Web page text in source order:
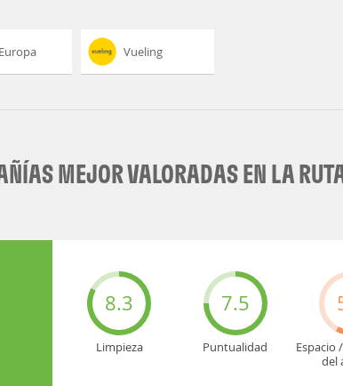
Vueling
MEJOR VALORADAS EN LA
8.3
Limpieza
7.5
Puntualidad
Espacio
del